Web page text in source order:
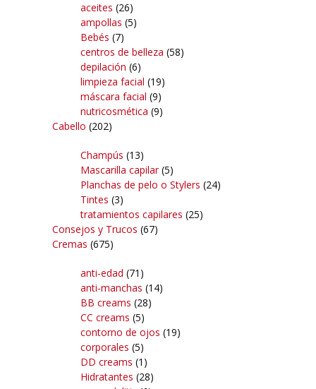
aceites (26)
ampollas (5)
Bebés (7)
centros de belleza (58)
depilación (6)
limpieza facial (19)
máscara facial (9)
nutricosmética (9)
Cabello (202)
Champús (13)
Mascarilla capilar(5)
Planchas de pelo o Stylers (24)
Tintes (3)
tratamientos capilares (25)
Consejos y Trucos (67)
Cremas (675)
anti-edad (71)
anti-manchas (14)
BB creams (28)
CC creams (5)
contorno de ojos (19)
corporales (5)
DD creams (1)
Hidratantes (28)